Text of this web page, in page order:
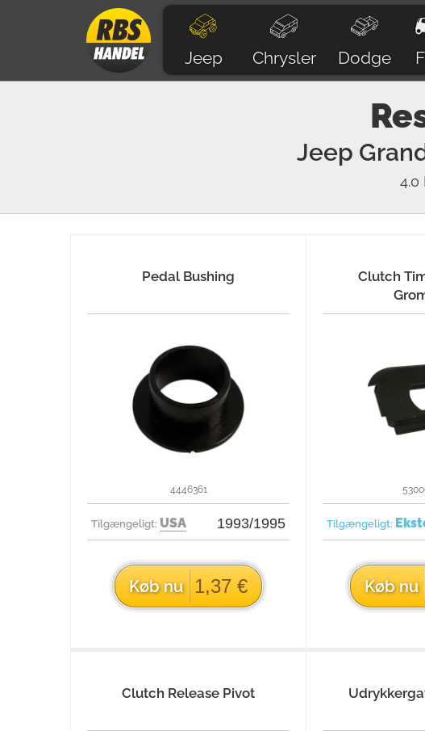
Jeep Chrysler Dodge
Jeep
4.0
Pedal Bushing
4446361
Tilgængeligt: USA 1993/1995
Køb nu 1,37 €
Clutch
Tilgængeligt:
Køb nu
Clutch Release Pivot